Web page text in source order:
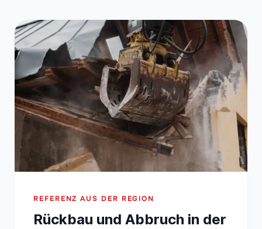
REFERENZ AUS DER REGION
Rückbau und Abbruch in der